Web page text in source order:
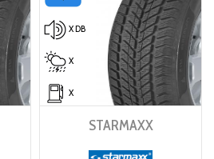
X DB
X
X
STARMAXX